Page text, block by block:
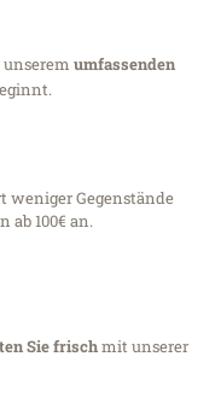
umfassenden
weniger Gegenstände
ab 100€ an.
Sie frischmit unserer